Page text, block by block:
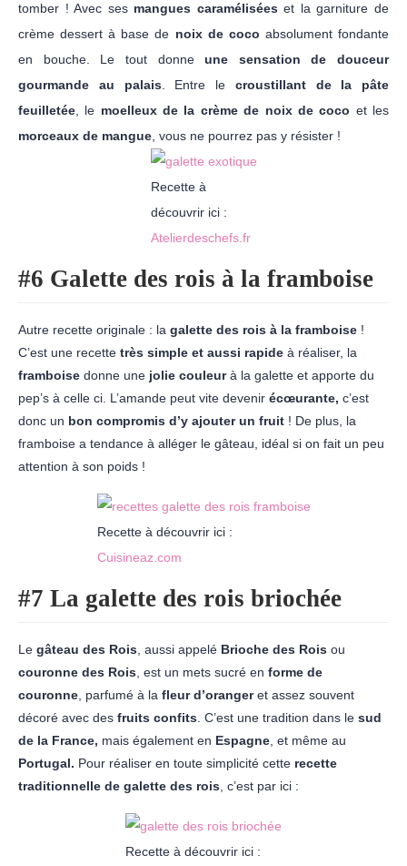
tomber ! Avec ses mangues caraméliséeset la garniture de
crème dessert à base de noix de coco absolument fondante
en bouche. Le tout donneune sensation de douceur
gourmande au palais. Entre le croustillant de la pâte
feuilletée , le moelleux de la crème de noix de coco et les
morceaux de mangue , vous ne pourrez pas y résister !
Recette à
découvrir ici :
Atelierdeschefs.fr
#6 Galette des rois à la framboise
Autre recette originale : la galette des rois à la framboise !
C’est une recette très simple et aussi rapide à réaliser, la
framboise donne une jolie couleurà la galette et apporte du
pep’s à celle ci. L’amande peut vite devenir écœurante, c’est
donc un bon compromis d’y ajouter un fruit ! De plus, la
framboise a tendance à alléger le gâteau, idéal si on fait un peu
attention à son poids !
Recette à découvrir ici :
Cuisineaz.com
#7 La galette des rois briochée
Le gâteau des Rois , aussi appelé Brioche des Rois ou
couronne des Rois , est un mets sucré en forme de
couronne , parfumé à la fleur d’orangeret assez souvent
décoré avec des fruits confits . C’est une tradition dans le sud
de la France, mais également en Espagne , et même au
Portugal. Pour réaliser en toute simplicité cette recette
traditionnelle de galette des rois , c’est par ici :
Recette à découvrir ici :